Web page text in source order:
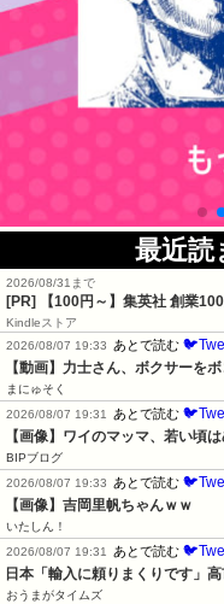
最近読
2026/08/31まで
[PR] 【100円～】集英社 創業
Kindleストア
2026/08/07 19:33
あとで読む
【動画】力士さん、ボクサーを
まにゅそく
2026/08/07 19:31
あとで読む
【画像】ワイのマッマ、若い頃
BIPブログ
2026/08/07 19:33
あとで読む
【画像】吉岡里帆ちゃんｗｗ
いたしん！
2026/08/07 19:31
あとで読む
日本「輸入に頼りまくりです」
おうまがタイムズ